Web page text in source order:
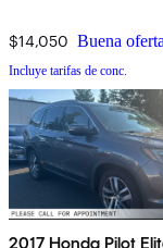
$14,050 Buena oferta
Incluye tarifas de conc.
2017 Honda Pilot